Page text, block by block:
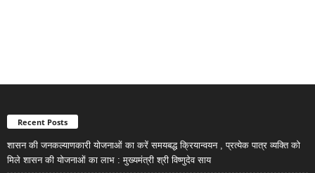
Recent Posts
शासन की जनकल्याणकारी योजनाओं का करें समयबद्ध क्रियान्वयन , प्रत्येक पात्र व्यक्ति को
मिले शासन की योजनाओं का लाभ : मुख्यमंत्री श्री विष्णुदेव साय